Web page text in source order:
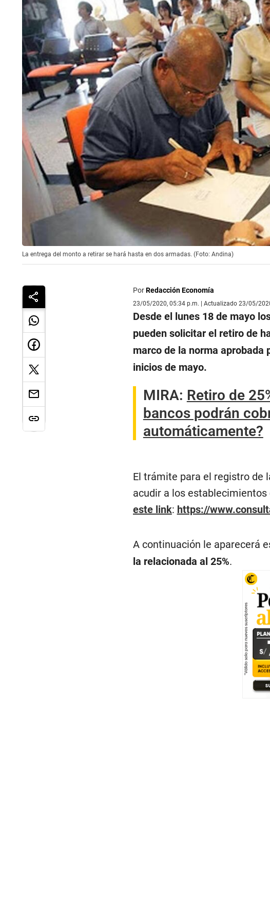
La entrega del monto a retirar se hará hasta en dos armadas. (Foto: Andina)
PorRedacción Economía
23/05/2020, 05:34 p.m. | Actualizado 23/05/
Desde el lunes 18 de mayo
pueden solicitar el retiro de
marco de la norma aprobada
inicios de mayo.
MIRA: Retiro de
bancos podrán
automáticamente?
El trámite para el registro de
acudir a los establecimientos
este link: https://
A continuación le aparecerá
la relacionada al 25%.